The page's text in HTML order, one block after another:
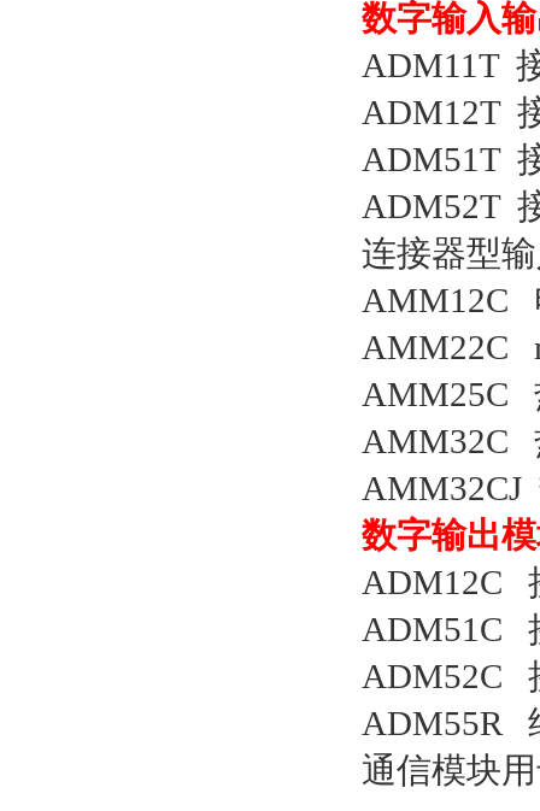
数字输入
ADM11T
ADM12T
ADM51T
ADM52T
连接器型
AMM12C
AMM22C
AMM25C
AMM32C
AMM32CJ
数字输出
ADM12C
ADM51C
ADM52C
ADM55R
通信模块